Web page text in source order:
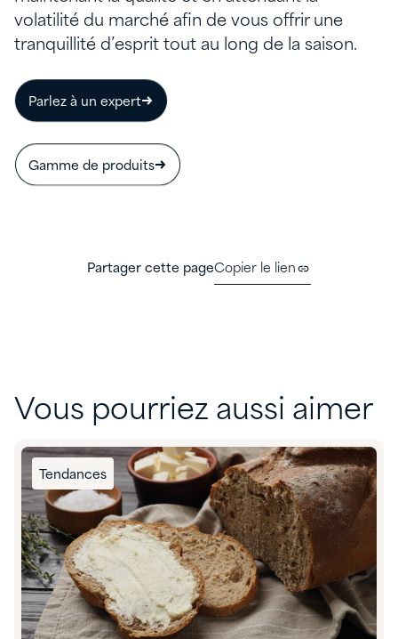
volatilité du marché afin de vous offrir une
tranquillité d’esprit tout au long de la saison.
Parlez à un expert
Gamme de produits
Partager cette pageCopier le lien
Vous pourriez aussi aimer
Tendances